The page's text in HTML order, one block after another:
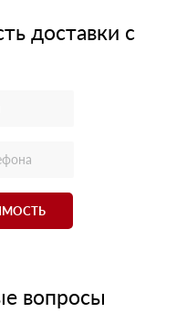
доставки с
вопросы